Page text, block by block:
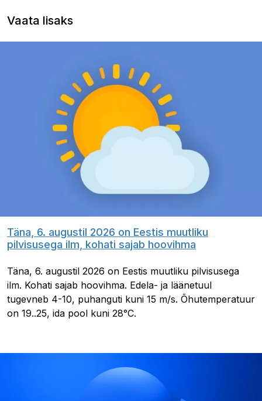
Vaata lisaks
Täna, 6. augustil 2026 on Eestis muutliku
pilvisusega ilm, kohati sajab hoovihma
Täna, 6. augustil 2026 on Eestis muutliku pilvisusega
ilm. Kohati sajab hoovihma. Edela- ja läänetuul
tugevneb 4-10, puhanguti kuni 15 m/s. Õhutemperatuur
on 19..25, ida pool kuni 28°C.